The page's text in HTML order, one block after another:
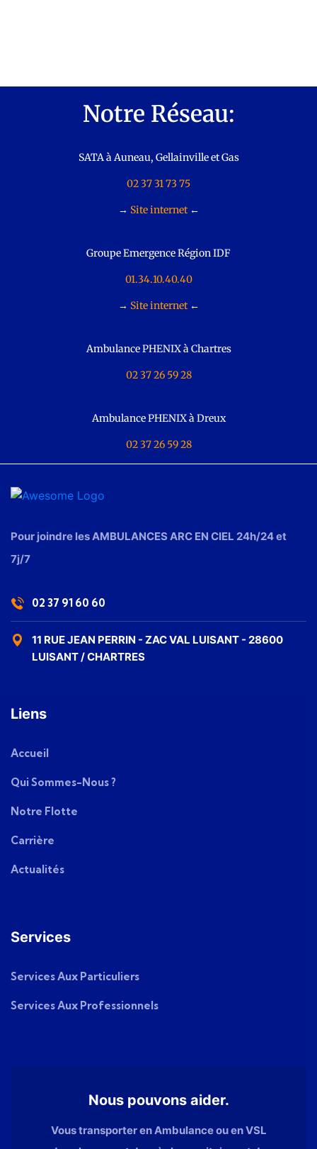
Notre Réseau:
SATA à Auneau, Gellainville et Gas
02 37 31 73 75
→ Site internet ←
Groupe Emergence Région IDF
01.34.10.40.40
→ Site internet←
Ambulance PHENIX à Chartres
02 37 26 59 28
Ambulance PHENIX à Dreux
02 37 26 59 28
Pour joindre les AMBULANCES ARC EN CIEL 24h/24 et
7j/7
02 37 91 60 60
11 RUE JEAN PERRIN - ZAC VAL LUISANT - 28600
LUISANT / CHARTRES
Liens
Accueil
Qui Sommes-Nous ?
Notre Flotte
Carrière
Actualités
Services
Services Aux Particuliers
Services Aux Professionnels
Nous pouvons aider.
Vous transporter en Ambulance ou en VSL